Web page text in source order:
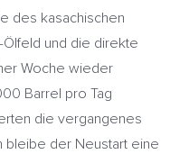
des kasachischen
und die direkte
Woche wieder
Barrel pro Tag
die vergangenes
bleibe der Neustart eine